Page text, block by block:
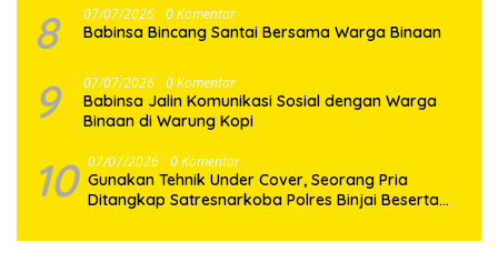
8 07/07/2026 0 Komentar
Babinsa Bincang Santai Bersama Warga Binaan
9 07/07/2026 0 Komentar
Babinsa Jalin Komunikasi Sosial dengan Warga
Binaan di Warung Kopi
10 07/07/2026 0 Komentar
Gunakan Tehnik Under Cover, Seorang Pria
Ditangkap Satresnarkoba Polres Binjai Beserta